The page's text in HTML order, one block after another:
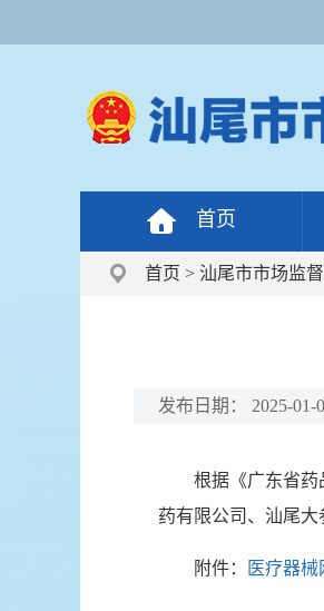
首页
首页 > 汕尾市市场监
发布日期： 2025-01-
根据《广东省药
药有限公司、汕尾大
附件： 医疗器械